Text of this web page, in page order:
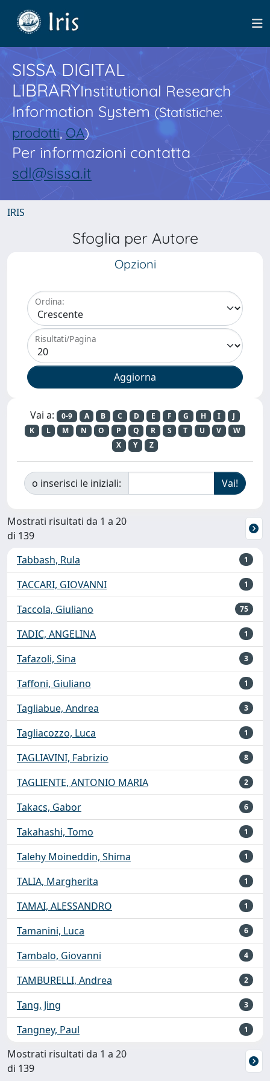
SISSA DIGITAL
LIBRARYInstitutional Research
Information System(Statistiche:
prodotti,OA)
Per informazioni contatta
sdl@sissa.it
IRIS
Sfoglia per Autore
Opzioni
Ordina:
Risultati/Pagina
Vai a: 0-9 A B C D E F G H I
J
K
L M N O P Q R S T U V
W
X
Y Z
o inserisci le iniziali:
Mostrati risultati da 1 a 20
di 139
Tabbash, Rula
1
TACCARI, GIOVANNI 1
Taccola, Giuliano 75
TADIC, ANGELINA 1
Tafazoli, Sina 3
Taffoni, Giuliano 1
Tagliabue, Andrea 3
Tagliacozzo, Luca 1
TAGLIAVINI, Fabrizio 8
TAGLIENTE, ANTONIO MARIA 2
Takacs, Gabor 6
Takahashi, Tomo 1
Talehy Moineddin, Shima 1
TALIA, Margherita 1
TAMAI, ALESSANDRO 1
Tamanini, Luca 6
Tambalo, Giovanni 4
TAMBURELLI, Andrea 2
Tang, Jing 3
Tangney, Paul 1
Mostrati risultati da 1 a 20
di 139